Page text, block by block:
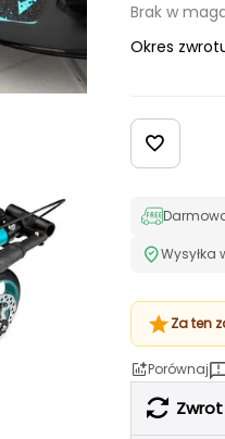
Brak w
Okres
Wysyłka
Za ten
Porównaj
Zwrot